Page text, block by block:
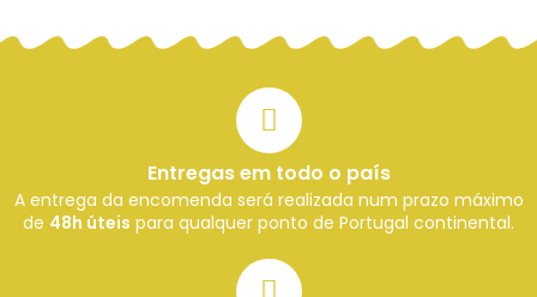
Entregas em todo o país
A entrega da encomenda será realizada num prazo máximo
de 48h úteis para qualquer ponto de Portugal continental.